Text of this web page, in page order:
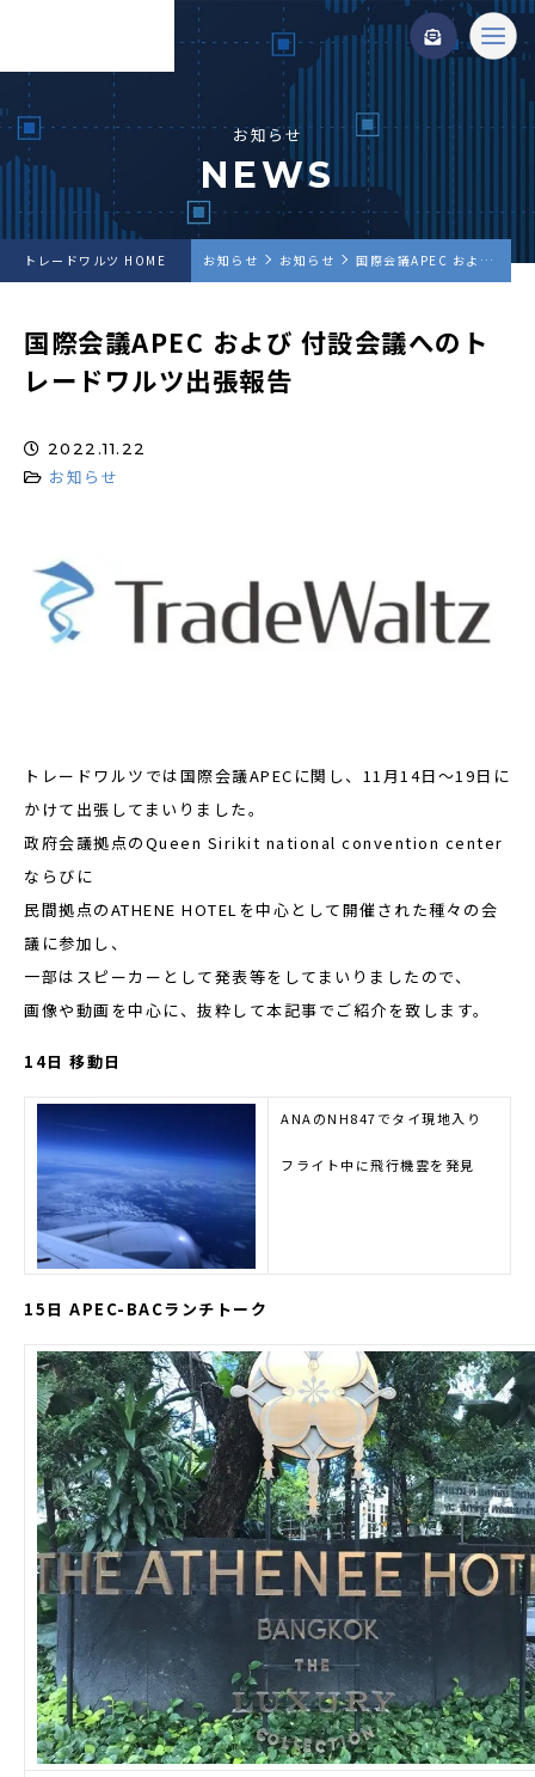
お知らせ
NEWS
トレードワルツ HOME お知らせ お知らせ 国際会議APEC および 付設会議へのトレードワルツ出張報告
国際会議APEC および 付設会議へのト
レードワルツ出張報告
2022.11.22
お知らせ
トレードワルツでは国際会議APECに関し、11月14日～19日に
かけて出張してまいりました。
政府会議拠点のQueen Sirikit national convention center
ならびに
民間拠点のATHENE HOTELを中心として開催された種々の会
議に参加し、
一部はスピーカーとして発表等をしてまいりましたので、
画像や動画を中心に、抜粋して本記事でご紹介を致します。
14日 移動日
ANAのNH847でタイ現地入り
フライト中に飛行機雲を発見
15日 APEC-BACランチトーク